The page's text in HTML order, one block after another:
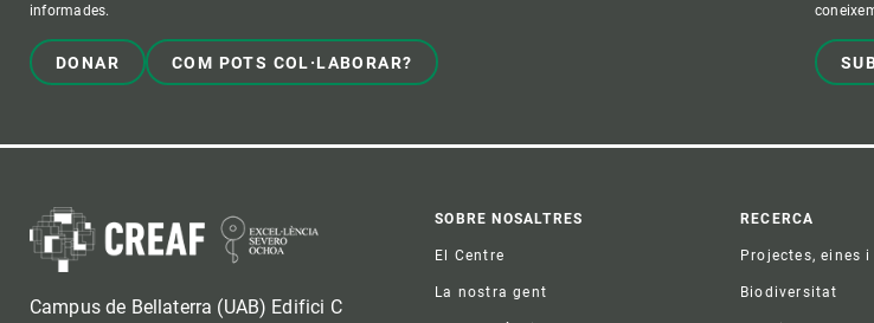
informades.
DONAR COM POTS COL·LABORAR?
Campus de Bellaterra (UAB) Edifici C
Footer
SOBRE NOSALTRES
El Centre
La nostra gent
RECERCA
Projectes, eines
Biodiversitat